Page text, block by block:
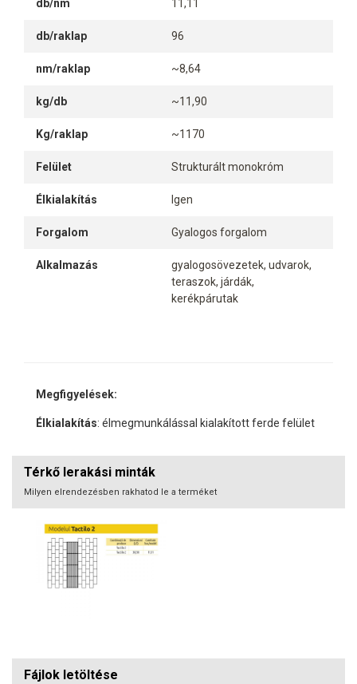
db/nm 11,11
db/raklap 96
nm/raklap ~8,64
kg/db ~11,90
Kg/raklap ~1170
Felület Strukturált monokróm
Élkialakítás Igen
Forgalom Gyalogos forgalom
Alkalmazás
gyalogosövezetek, udvarok,
teraszok, járdák,
kerékpárutak
Megfigyelések:
Élkialakítás: élmegmunkálással kialakított ferde felület
Térkő lerakási minták
Milyen elrendezésben rakhatod le a terméket
Fájlok letöltése